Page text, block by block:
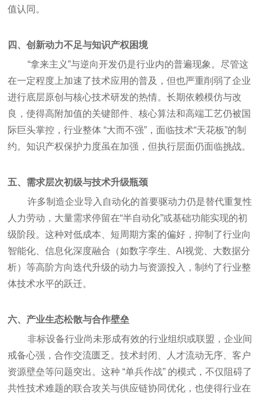
值认同。
四、创新动力不足与知识产权困境
“拿来主义”与逆向开发仍是行业内的普遍现象。尽管这
在一定程度上加速了技术应用的普及，但也严重削弱了企业
进行底层原创与核心技术研发的热情。长期依赖模仿与改
良，使得高附加值的关键部件、核心算法和高端工艺仍被国
际巨头掌控，行业整体 “大而不强”，面临技术“天花板”的制
约。知识产权保护力度虽在加强，但执行层面仍面临挑战。
五、需求层次初级与技术升级瓶颈
许多制造企业导入自动化的首要驱动力仍是替代重复性
人力劳动，大量需求停留在“半自动化”或基础功能实现的初
级阶段。这种对低成本、短周期方案的偏好，抑制了行业向
智能化、信息化深度融合（如数字孪生、AI视觉、大数据分
析）等高阶方向迭代升级的动力与资源投入，制约了行业整
体技术水平的跃迁。
六、产业生态松散与合作壁垒
非标设备行业尚未形成有效的行业组织或联盟，企业间
戒备心强，合作交流匮乏。技术封闭、人才流动无序、客户
资源壁垒等问题突出。这种 “单兵作战” 的模式，不仅阻碍了
共性技术难题的联合攻关与供应链协同优化，也使得行业在